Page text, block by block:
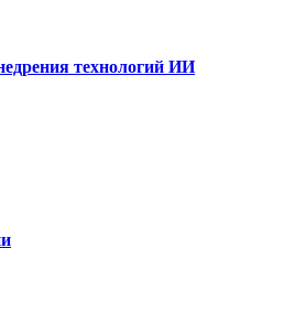
технологий ИИ